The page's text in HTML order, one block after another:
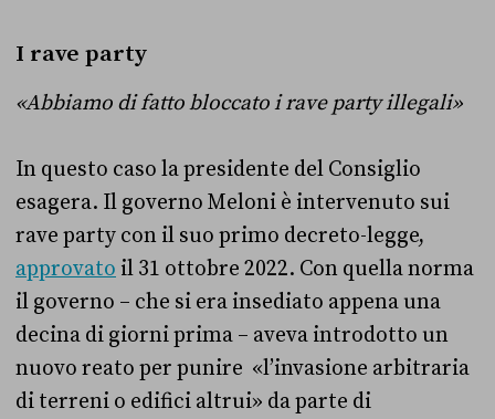
I rave party
«Abbiamo di fatto bloccato i rave party illegali»
In questo caso la presidente del Consiglio
esagera. Il governo Meloni è intervenuto sui
rave party con il suo primo decreto-legge,
approvato il 31 ottobre 2022. Con quella norma
il governo – che si era insediato appena una
decina di giorni prima – aveva introdotto un
nuovo reato per punire «l’invasione arbitraria
di terreni o edifici altrui» da parte di